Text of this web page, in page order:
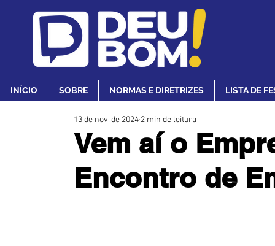
INÍCIO SOBRE NORMAS E DIRETRIZES LISTA DE
Vem aí o
Encontro de
13 de nov. de 2024 2 min de leitura